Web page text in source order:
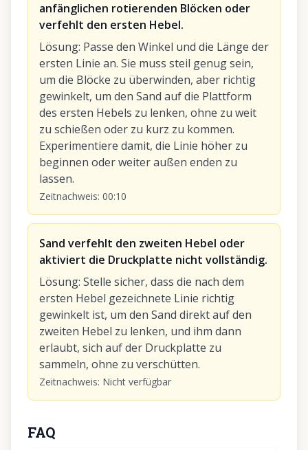
anfänglichen rotierenden Blöcken oder
verfehlt den ersten Hebel.
Lösung: Passe den Winkel und die Länge der
ersten Linie an. Sie muss steil genug sein,
um die Blöcke zu überwinden, aber richtig
gewinkelt, um den Sand auf die Plattform
des ersten Hebels zu lenken, ohne zu weit
zu schießen oder zu kurz zu kommen.
Experimentiere damit, die Linie höher zu
beginnen oder weiter außen enden zu
lassen.
Zeitnachweis: 00:10
Sand verfehlt den zweiten Hebel oder
aktiviert die Druckplatte nicht vollständig.
Lösung: Stelle sicher, dass die nach dem
ersten Hebel gezeichnete Linie richtig
gewinkelt ist, um den Sand direkt auf den
zweiten Hebel zu lenken, und ihm dann
erlaubt, sich auf der Druckplatte zu
sammeln, ohne zu verschütten.
Zeitnachweis: Nicht verfügbar
FAQ